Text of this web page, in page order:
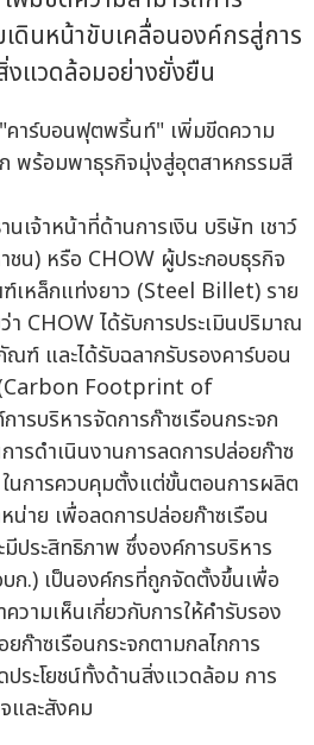
ดินหน้าขับเคลื่อนองค์กรสู่การ
แวดล้อมอย่างยั่งยืน
เจ้าหน้าที่ด้านการเงิน บริษัท เชาว์
น) หรือ CHOW ผู้ประกอบธุรกิจ
เหล็กแท่งยาว (Steel Billet) ราย
า CHOW ได้รับการประเมินปริมาณ
ฑ์ และได้รับฉลากรับรองคาร์บอน
Footprint of
รบริหารจัดการก๊าซเรือนกระจก
ารดำเนินงานการลดการปล่อยก๊าซ
นการควบคุมตั้งแต่ขั้นตอนการผลิต
าย เพื่อลดการปล่อยก๊าซเรือน
ประสิทธิภาพ ซึ่งองค์การบริหาร
บก.) เป็นองค์กรที่ถูกจัดตั้งขึ้นเพื่อ
วามเห็นเกี่ยวกับการให้คำรับรอง
ก๊าซเรือนกระจกตามกลไกการ
ระโยชน์ทั้งด้านสิ่งแวดล้อม การ
และสังคม